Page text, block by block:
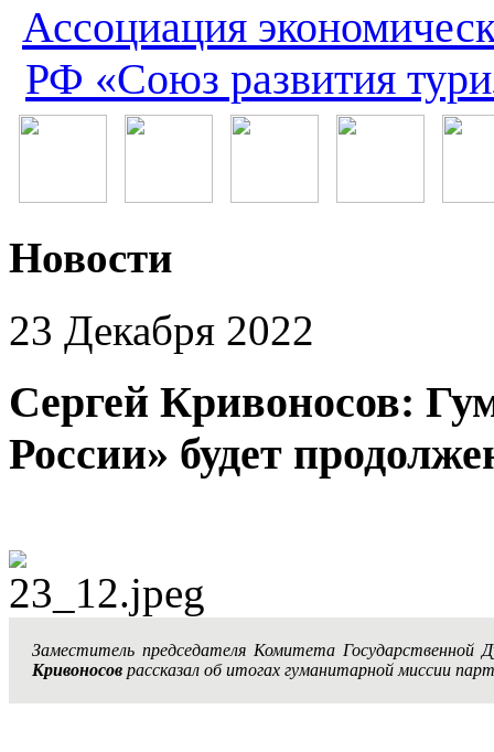
Ассоциация
РФ «Союз развития
Новости
23 Декабря 2022
Сергей Кривоносов:
России» будет
Заместитель председателя Комитета
Кривоносов рассказал об итогах гуманитарной миссии